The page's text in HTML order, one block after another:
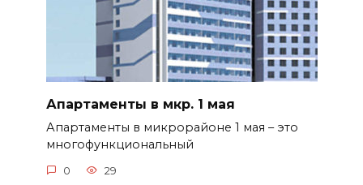
Апартаменты в мкр. 1 мая
Апартаменты в микрорайоне 1 мая – это
многофункциональный
0 29